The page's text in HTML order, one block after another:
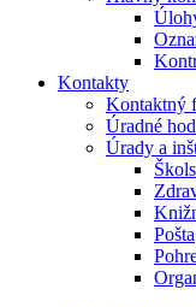
Kontakty
Kontaktný
Úradné
Úrady a
Pošta